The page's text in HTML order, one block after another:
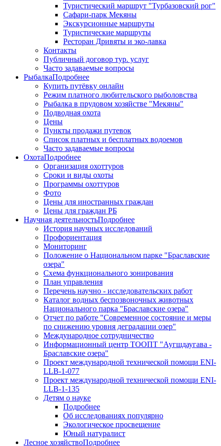
Туристический маршрут "Турбазовский рог"
Сафари-парк Мекяны
Экскурсионные маршруты
Туристические маршруты
Ресторан Дривяты и эко-лавка
Контакты
Публичный договор тур. услуг
Часто задаваемые вопросы
РыбалкаПодробнее
Купить путёвку онлайн
Режим платного любительского рыболовства
Рыбалка в прудовом хозяйстве "Мекяны"
Подводная охота
Цены
Пункты продажи путевок
Список платных и бесплатных водоемов
Часто задаваемые вопросы
ОхотаПодробнее
Организация охоттуров
Сроки и виды охоты
Программы охоттуров
Фото
Цены для иностранных граждан
Цены для граждан РБ
Научная деятельностьПодробнее
История научных исследований
Профориентация
Мониторинг
Положение о Национальном парке "Браславские
озера"
Схема функционального зонирования
План управления
Перечень научно - исследовательских работ
Каталог водных беспозвоночных животных
Национального парка "Браславские озера"
Отчет по работе "Современное состояние и меры
по снижению уровня деградации озер"
Международное сотрудничество
Информационный центр ТООПТ "Аугшдаугава -
Браславские озера"
Проект международной технической помощи ENI-
LLB-1-077
Проект международной технической помощи ENI-
LLB-1-135
Детям о науке
Подробнее
Об исследованиях популярно
Экологическое просвещение
Юный натуралист
Лесное хозяйствоПодробнее